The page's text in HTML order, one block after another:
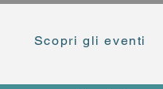
Scopri gli eventi